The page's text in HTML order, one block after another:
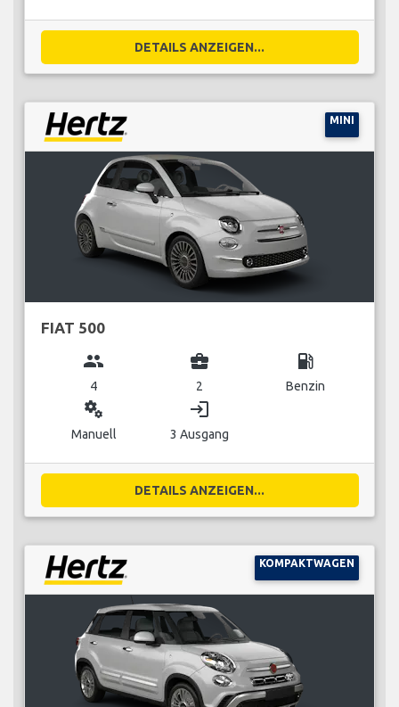
DETAILS ANZEIGEN...
MINI
FIAT 500
group
4
business_center
2
local_gas_station
Benzin
miscellaneous_services
Manuell
login
3 Ausgang
DETAILS ANZEIGEN...
KOMPAKTWAGEN